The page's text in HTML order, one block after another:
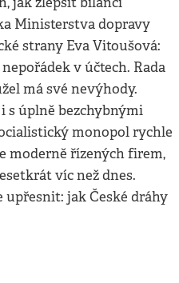
Ministerstva dopravy
strany Eva Vitoušová:
v účtech. Rada
má své nevýhody.
s úplně bezchybnými
monopol rychle
moderně řízených firem,
víc než dnes.
jak České dráhy